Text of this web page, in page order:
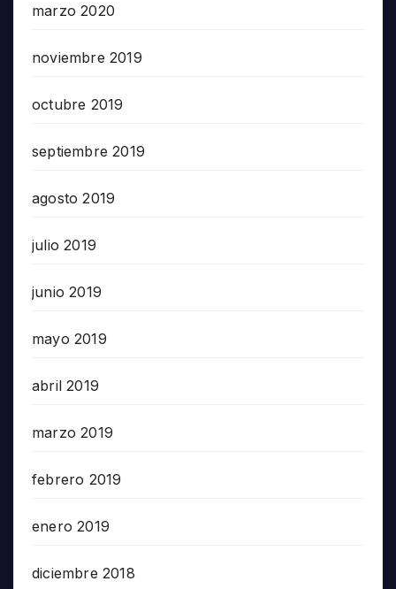
marzo 2020
noviembre 2019
octubre 2019
septiembre 2019
agosto 2019
julio 2019
junio 2019
mayo 2019
abril 2019
marzo 2019
febrero 2019
enero 2019
diciembre 2018